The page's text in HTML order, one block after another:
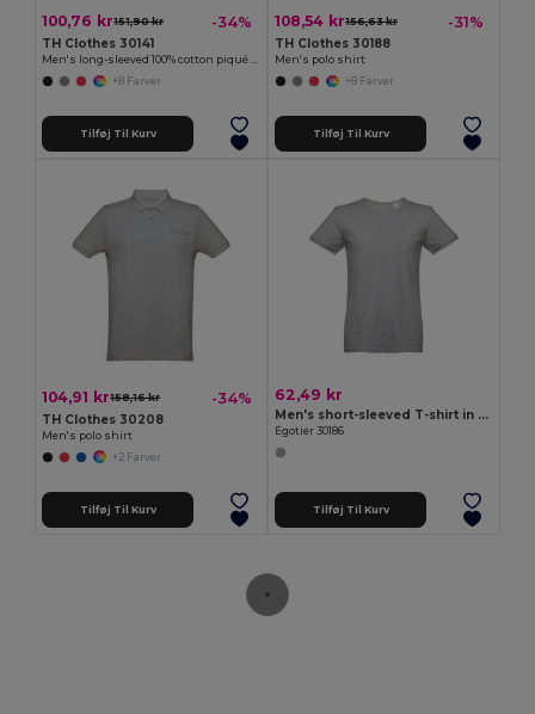
100,76 kr151,90 kr -34%
TH Clothes 30141
Men's long-sleeved 100% cotton piqué polo shirt with removable label
+8 Farver
Tilføj Til Kurv
108,54 kr156,63 kr -31%
TH Clothes 30188
Men's polo shirt
+8 Farver
Tilføj Til Kurv
104,91 kr158,16 kr -34%
TH Clothes 30208
Men's polo shirt
+2 Farver
Tilføj Til Kurv
62,49 kr
Men's short-sleeved T-shirt in combed cotton
Egotier 30186
Tilføj Til Kurv